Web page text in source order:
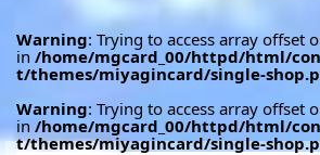
Warning: Trying to access array offset
in /home/mgcard_00/httpd/html/
t/themes/miyagincard/single-
Warning: Trying to access array offset
in /home/mgcard_00/httpd/html/
t/themes/miyagincard/single-